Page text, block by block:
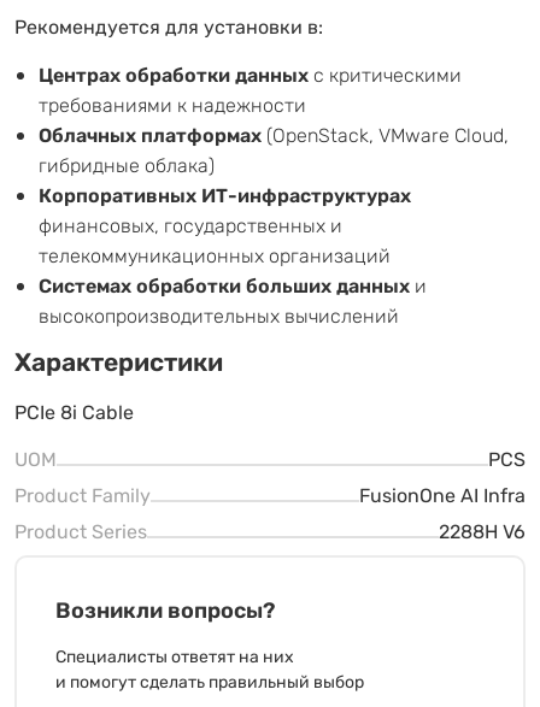
Рекомендуется для установки в:
Центрах обработки данных с критическими
требованиями к надежности
Облачных платформах (OpenStack, VMware Cloud,
гибридные облака)
Корпоративных ИТ-инфраструктурах
финансовых, государственных и
телекоммуникационных организаций
Системах обработки больших данных и
высокопроизводительных вычислений
Характеристики
PCIe 8i Cable
UOM
PCS
Product Family
FusionOne AI Infra
Product Series
2288H V6
Возникли вопросы?
Специалисты ответят на них
и помогут сделать правильный выбор